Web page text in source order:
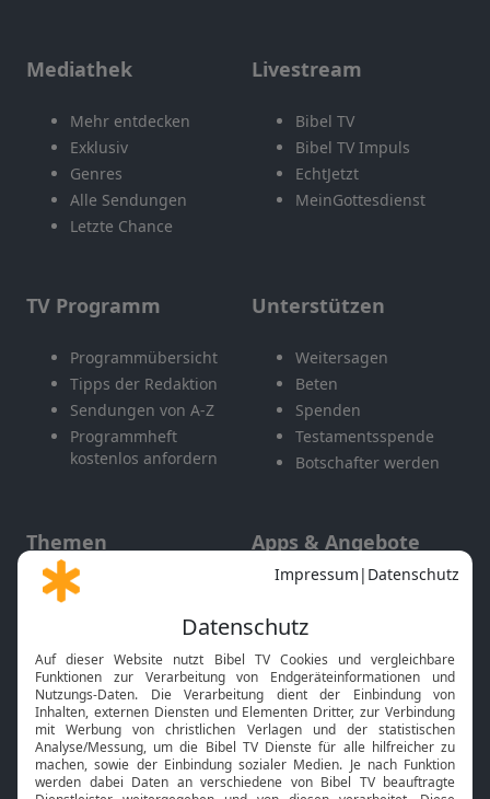
Mediathek
Mehr entdecken
Exklusiv
Genres
Alle Sendungen
Letzte Chance
Livestream
Bibel TV
Bibel TV Impuls
EchtJetzt
MeinGottesdienst
TV Programm
Programmübersicht
Tipps der Redaktion
Sendungen von A-Z
Programmheft
kostenlos anfordern
Unterstützen
Weitersagen
Beten
Spenden
Testamentsspende
Botschafter werden
Themen
Gott und Bibel erklärt
Neuigkeiten
Apps & Angebote
Mobile App
Smart TV
HbbTV
Bibelthek Online-Bibel
Nächster Gottesdienst